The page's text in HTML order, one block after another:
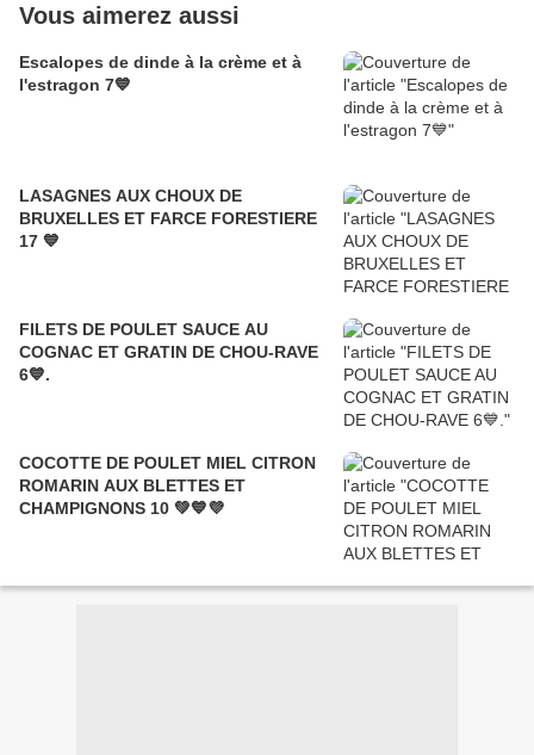
Vous aimerez aussi
Escalopes de dinde à la crème et à
l'estragon 7💙
LASAGNES AUX CHOUX DE
BRUXELLES ET FARCE FORESTIERE
17 💙
FILETS DE POULET SAUCE AU
COGNAC ET GRATIN DE CHOU-RAVE
6💙.
COCOTTE DE POULET MIEL CITRON
ROMARIN AUX BLETTES ET
CHAMPIGNONS 10 💚💙💜